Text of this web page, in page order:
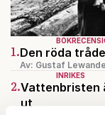
1.Den röda
Av: Gustaf
INRIKES
2.Vattenbristen
ut